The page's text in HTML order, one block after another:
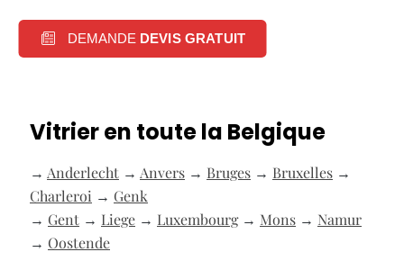
DEMANDE DEVIS GRATUIT
Vitrier en toute la Belgique
→ Anderlecht → Anvers → Bruges → Bruxelles →
Charleroi → Genk
→ Gent → Liege → Luxembourg→ Mons → Namur
→ Oostende